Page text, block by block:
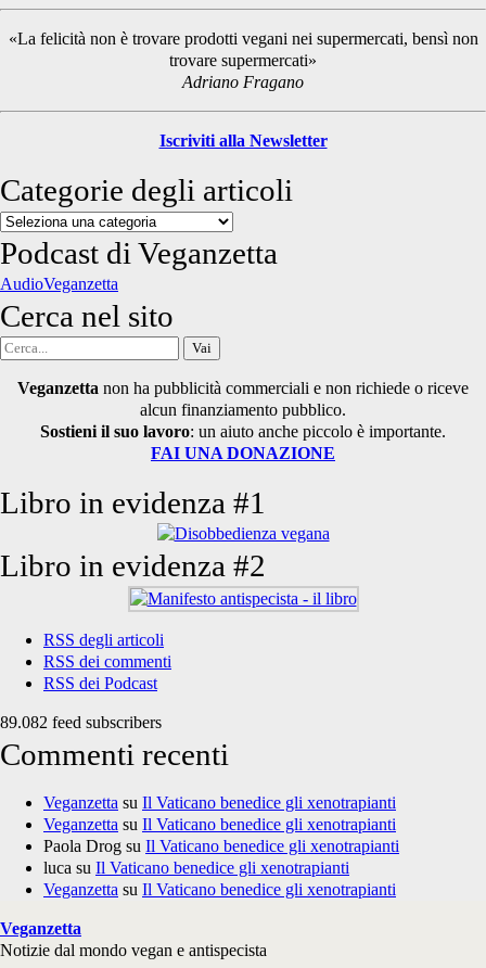
Sidebar
«La felicità non è trovare prodotti vegani nei supermercati, bensì non
trovare supermercati»
Adriano Fragano
Iscriviti alla Newsletter
Categorie degli articoli
Categorie
degli
articoli
Podcast di Veganzetta
AudioVeganzetta
Cerca nel sito
Cerca
Veganzetta non ha pubblicità commerciali e non richiede o riceve
alcun finanziamento pubblico.
Sostieni il suo lavoro: un aiuto anche piccolo è importante.
FAI UNA DONAZIONE
Libro in evidenza #1
Libro in evidenza #2
RSS degli articoli
RSS dei commenti
RSS dei Podcast
89.082 feed subscribers
Commenti recenti
Veganzetta su Il Vaticano benedice gli xenotrapianti
Veganzetta su Il Vaticano benedice gli xenotrapianti
Paola Drog su Il Vaticano benedice gli xenotrapianti
luca su Il Vaticano benedice gli xenotrapianti
Veganzetta su Il Vaticano benedice gli xenotrapianti
Veganzetta
Notizie dal mondo vegan e antispecista